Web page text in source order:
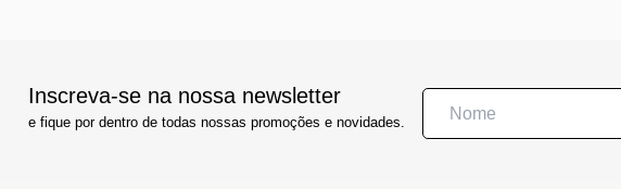
Inscreva-se na nossa newsletter
e fique por dentro de todas nossas promoções e novidades.